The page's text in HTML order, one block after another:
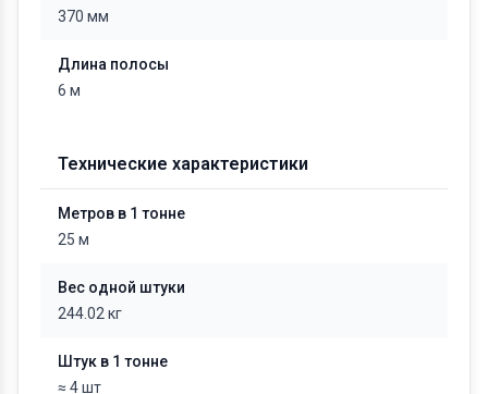
370 мм
Длина полосы
6 м
Технические характеристики
Метров в 1 тонне
25 м
Вес одной штуки
244.02 кг
Штук в 1 тонне
≈ 4 шт